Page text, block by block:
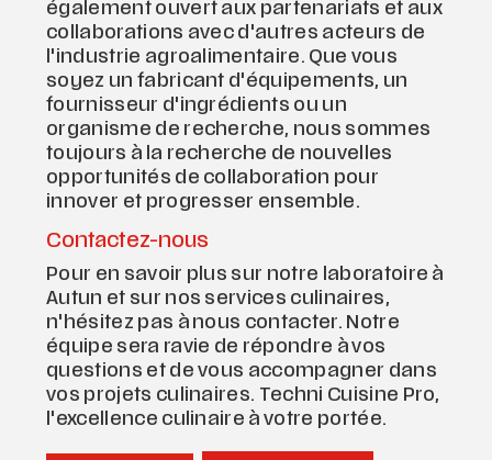
également ouvert aux partenariats et aux
collaborations avec d'autres acteurs de
l'industrie agroalimentaire. Que vous
soyez un fabricant d'équipements, un
fournisseur d'ingrédients ou un
organisme de recherche, nous sommes
toujours à la recherche de nouvelles
opportunités de collaboration pour
innover et progresser ensemble.
Contactez-nous
Pour en savoir plus sur notre laboratoire à
Autun et sur nos services culinaires,
n'hésitez pas à nous contacter. Notre
équipe sera ravie de répondre à vos
questions et de vous accompagner dans
vos projets culinaires. Techni Cuisine Pro,
l'excellence culinaire à votre portée.